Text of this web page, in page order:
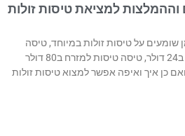
למציאת טיסות זולות
שומעים על טיסות זולות במיוחד, טיסה
ללונדון ב40 דולר, טיסה לפראג ב24 דולר, טיסה טיסות למזרח ב80 דולר
כן איך ואיפה אפשר למצוא טיסות זולות